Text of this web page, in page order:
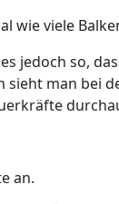
wie viele
jedoch so,
man bei
an.